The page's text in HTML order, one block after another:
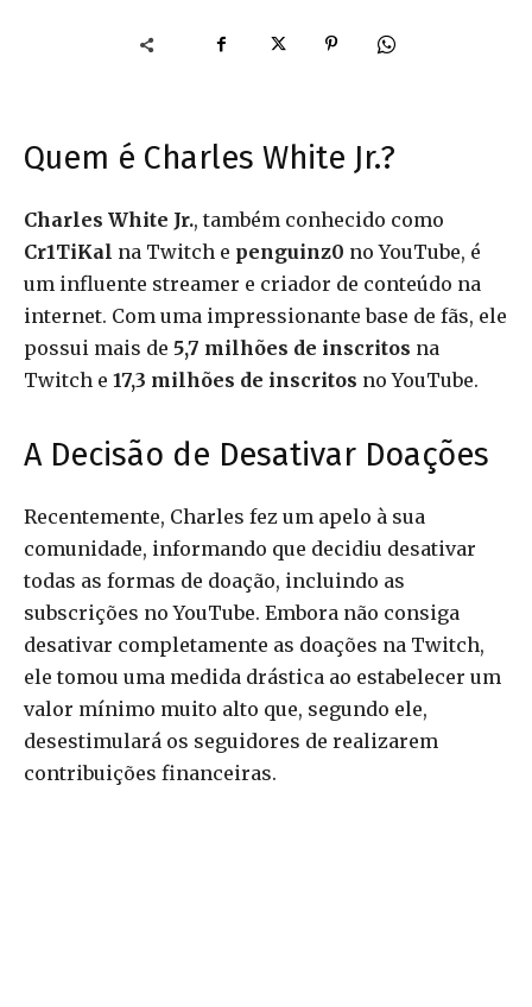
Quem é Charles White Jr.?
Charles White Jr., também conhecido como
Cr1TiKal na Twitch e penguinz0 no YouTube, é
um influente streamer e criador de conteúdo na
internet. Com uma impressionante base de fãs, ele
possui mais de 5,7 milhões de inscritos na
Twitch e 17,3 milhões de inscritos no YouTube.
A Decisão de Desativar Doações
Recentemente, Charles fez um apelo à sua
comunidade, informando que decidiu desativar
todas as formas de doação, incluindo as
subscrições no YouTube. Embora não consiga
desativar completamente as doações na Twitch,
ele tomou uma medida drástica ao estabelecer um
valor mínimo muito alto que, segundo ele,
desestimulará os seguidores de realizarem
contribuições financeiras.